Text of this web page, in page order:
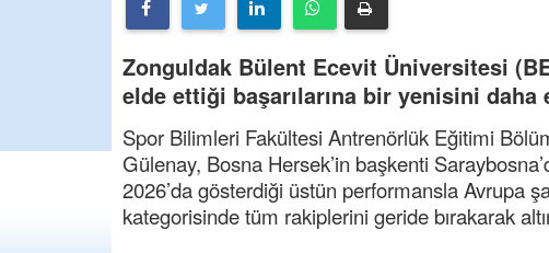
Zonguldak Bülent Ecevit Üniversitesi
elde ettiği başarılarına bir yenisini daha
Spor Bilimleri Fakültesi Antrenörlük Eğitimi
Gülenay, Bosna Hersek’in başkenti
2026’da gösterdiği üstün performansla Avrupa
kategorisinde tüm rakiplerini geride bırakarak